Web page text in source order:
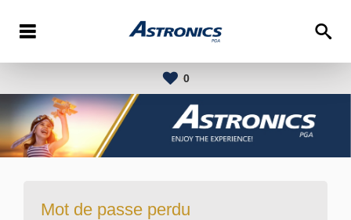
0
Mot de passe perdu